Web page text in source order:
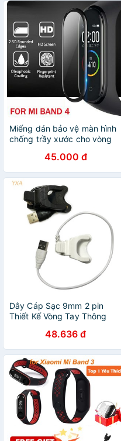
Miếng dán bảo vệ màn hình
chống trầy xước cho vòng
45.000 đ
Dây Cáp Sạc 9mm 2 pin
Thiết Kế Vòng Tay Thông
48.636 đ